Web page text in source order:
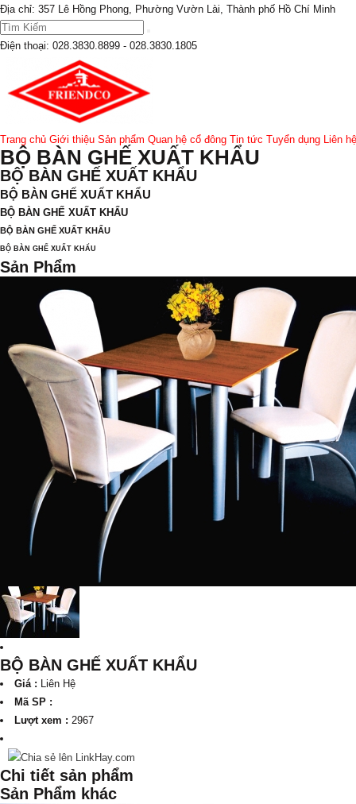
Địa chỉ: 357 Lê Hồng Phong, Phường Vườn Lài, Thành phố Hồ Chí Minh
Điện thoại: 028.3830.8899 - 028.3830.1805
Trang chủ Giới thiệu Sản phẩm Quan hệ cổ đông Tin tức Tuyển dụng Liên hệ
BỘ BÀN GHẾ XUẤT KHẨU
BỘ BÀN GHẾ XUẤT KHẨU
BỘ BÀN GHẾ XUẤT KHẨU
BỘ BÀN GHẾ XUẤT KHẨU
BỘ BÀN GHẾ XUẤT KHẨU
BỘ BÀN GHẾ XUẤT KHẨU
Sản Phẩm
BỘ BÀN GHẾ XUẤT KHẨU
Giá : Liên Hệ
Mã SP :
Lượt xem : 2967
Chi tiết sản phẩm
Sản Phẩm khác